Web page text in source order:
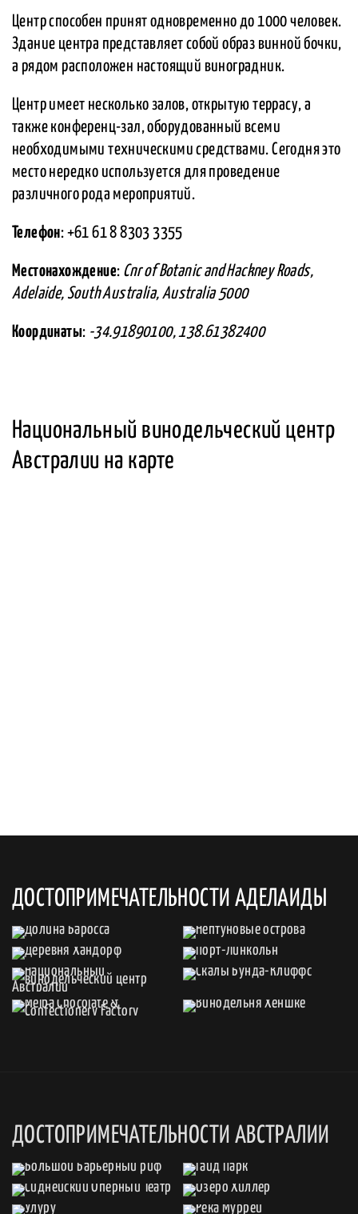
Центр способен принят одновременно до 1000 человек.
Здание центра представляет собой образ винной бочки,
а рядом расположен настоящий виноградник.
Центр имеет несколько залов, открытую террасу, а
также конференц-зал, оборудованный всеми
необходимыми техническими средствами. Сегодня это
место нередко используется для проведение
различного рода мероприятий.
Телефон: +61 61 8 8303 3355
Местонахождение: Cnr of Botanic and Hackney Roads,
Adelaide, South Australia, Australia 5000
Координаты: -34.91890100, 138.61382400
Национальный винодельческий центр
Австралии на карте
ДОСТОПРИМЕЧАТЕЛЬНОСТИ АДЕЛАИДЫ
ДОСТОПРИМЕЧАТЕЛЬНОСТИ АВСТРАЛИИ